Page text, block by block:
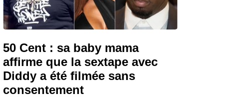
50 Cent : sa baby mama
affirme que la sextape avec
Diddy a été filmée sans
consentement